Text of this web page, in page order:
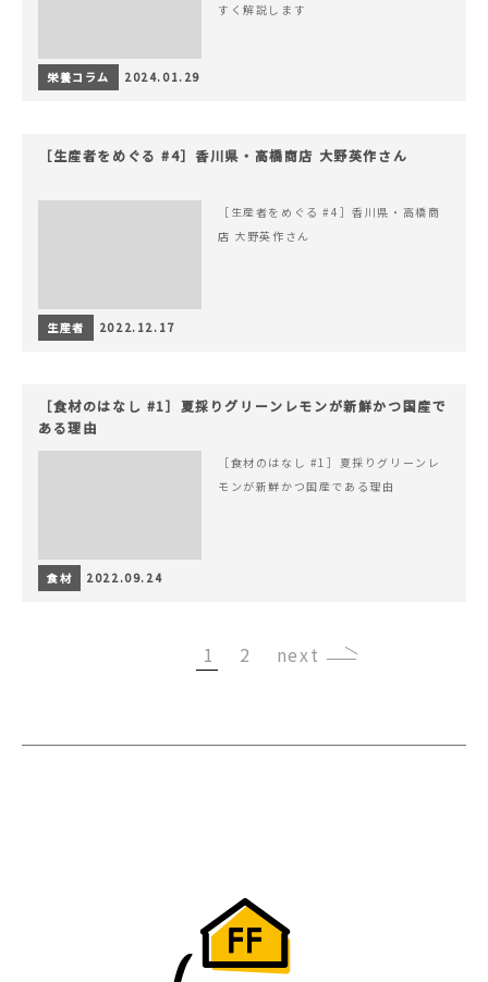
すく解説します
栄養コラム 2024.01.29
［生産者をめぐる #4］香川県・高橋商店 大野英作さん
［生産者をめぐる #4］香川県・高橋商
店 大野英作さん
生産者 2022.12.17
［食材のはなし #1］夏採りグリーンレモンが新鮮かつ国産で
ある理由
［食材のはなし #1］夏採りグリーンレ
モンが新鮮かつ国産である理由
食材 2022.09.24
1 2 ›